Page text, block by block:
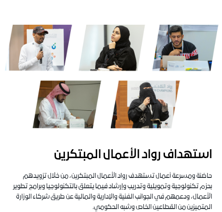
استهداف رواد الأعمال المبتكرين
حاضنة ومسرعة أعمال تستهدف رواد الأعمال المبتكرين، من خلال تزويدهم
بحزم تكنولوجية وتمويلية وتدريب وإرشاد فيما يتعلق بالتكنولوجيا وبرامج تطوير
الأعمال، ودعمهم في الجوانب الفنية والإدارية والمالية عن طريق شركاء الوزارة
المتميزين من القطاعين الخاص وشبه الحكومي.